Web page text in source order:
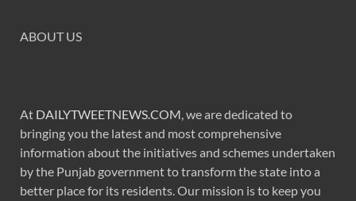
ABOUT US
At DAILYTWEETNEWS.COM, we are dedicated to
bringing you the latest and most comprehensive
information about the initiatives and schemes undertaken
by the Punjab government to transform the state into a
better place for its residents. Our mission is to keep you